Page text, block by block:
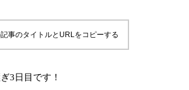
事のタイトルとURLをコピーする
3日目です！